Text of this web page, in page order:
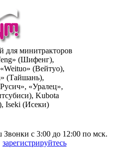
для минитракторов
(Шифенг),
(Вейтуо),
(Тайшань),
«Уралец»,
Kubota
Iseki (Исеки)
Звонки с 3:00 до 12:00 по мск.
зарегистрируйтесь